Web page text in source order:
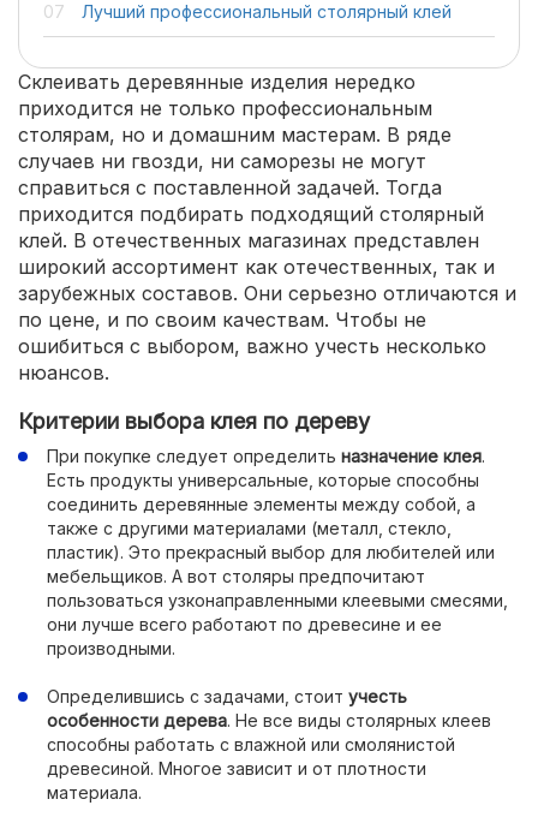
Лучший профессиональный столярный клей
Склеивать деревянные изделия нередко
приходится не только профессиональным
столярам, но и домашним мастерам. В ряде
случаев ни гвозди, ни саморезы не могут
справиться с поставленной задачей. Тогда
приходится подбирать подходящий столярный
клей. В отечественных магазинах представлен
широкий ассортимент как отечественных, так и
зарубежных составов. Они серьезно отличаются и
по цене, и по своим качествам. Чтобы не
ошибиться с выбором, важно учесть несколько
нюансов.
Критерии выбора клея по дереву
При покупке следует определить назначение клея.
Есть продукты универсальные, которые способны
соединить деревянные элементы между собой, а
также с другими материалами (металл, стекло,
пластик). Это прекрасный выбор для любителей или
мебельщиков. А вот столяры предпочитают
пользоваться узконаправленными клеевыми смесями,
они лучше всего работают по древесине и ее
производными.
Определившись с задачами, стоит учесть
особенности дерева. Не все виды столярных клеев
способны работать с влажной или смолянистой
древесиной. Многое зависит и от плотности
материала.